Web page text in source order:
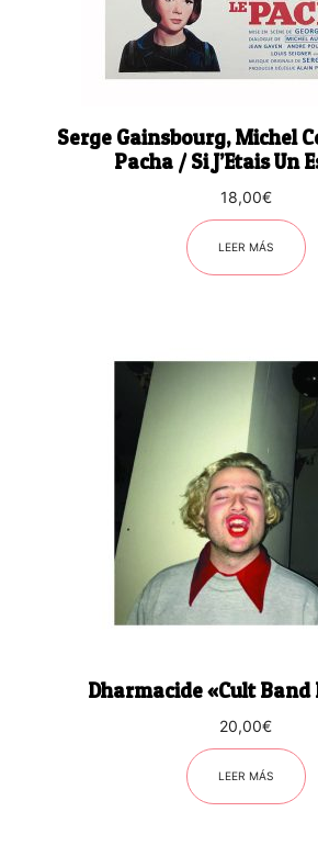
Serge Gainsbourg, Michel
Pacha / Si J’Etais Un
18,00€
LEER MÁS
Dharmacide «Cult Band
20,00€
LEER MÁS